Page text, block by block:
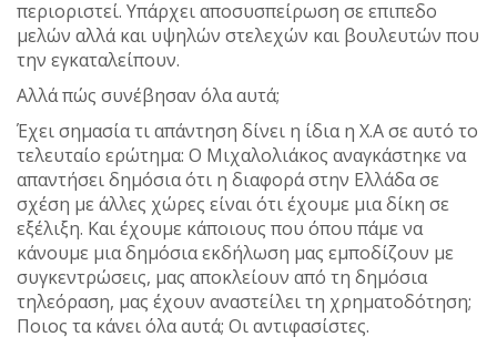
περιοριστεί. Υπάρχει αποσυσπείρωση σε επιπεδο
μελών αλλά και υψηλών στελεχών και βουλευτών που
την εγκαταλείπουν.
Αλλά πώς συνέβησαν όλα αυτά;
Έχει σημασία τι απάντηση δίνει η ίδια η Χ.Α σε αυτό το
τελευταίο ερώτημα: Ο Μιχαλολιάκος αναγκάστηκε να
απαντήσει δημόσια ότι η διαφορά στην Ελλάδα σε
σχέση με άλλες χώρες είναι ότι έχουμε μια δίκη σε
εξέλιξη. Και έχουμε κάποιους που όπου πάμε να
κάνουμε μια δημόσια εκδήλωση μας εμποδίζουν με
συγκεντρώσεις, μας αποκλείουν από τη δημόσια
τηλεόραση, μας έχουν αναστείλει τη χρηματοδότηση;
Ποιος τα κάνει όλα αυτά; Οι αντιφασίστες.